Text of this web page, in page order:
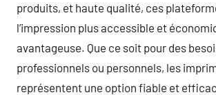
produits, et haute qualité, ces
l’impression plus accessible et
avantageuse. Que ce soit pour des
professionnels ou personnels, les
représentent une option fiable et